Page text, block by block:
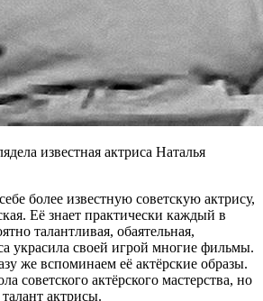
известная актриса Наталья
более известную советскую актрису,
Её знает практически каждый в
талантливая, обаятельная,
украсила своей игрой многие фильмы.
же вспоминаем её актёрские образы.
советского актёрского мастерства, но
актрисы.